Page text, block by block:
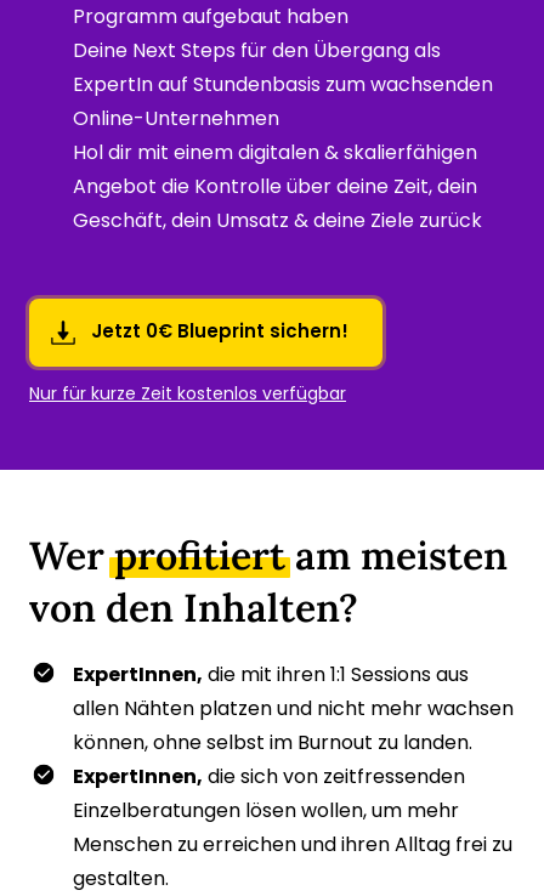
Programm aufgebaut haben
Deine Next Steps für den Übergang als
ExpertIn auf Stundenbasis zum wachsenden
Online-Unternehmen
Hol dir mit einem digitalen & skalierfähigen
Angebot die Kontrolle über deine Zeit, dein
Geschäft, dein Umsatz & deine Ziele zurück
Jetzt 0€ Blueprint sichern!
Nur für kurze Zeit kostenlos verfügbar
Wer profitiert am meisten
von den Inhalten?
ExpertInnen, die mit ihren 1:1 Sessions aus
allen Nähten platzen und nicht mehr wachsen
können, ohne selbst im Burnout zu landen.
ExpertInnen, die sich von zeitfressenden
Einzelberatungen lösen wollen, um mehr
Menschen zu erreichen und ihren Alltag frei zu
gestalten.